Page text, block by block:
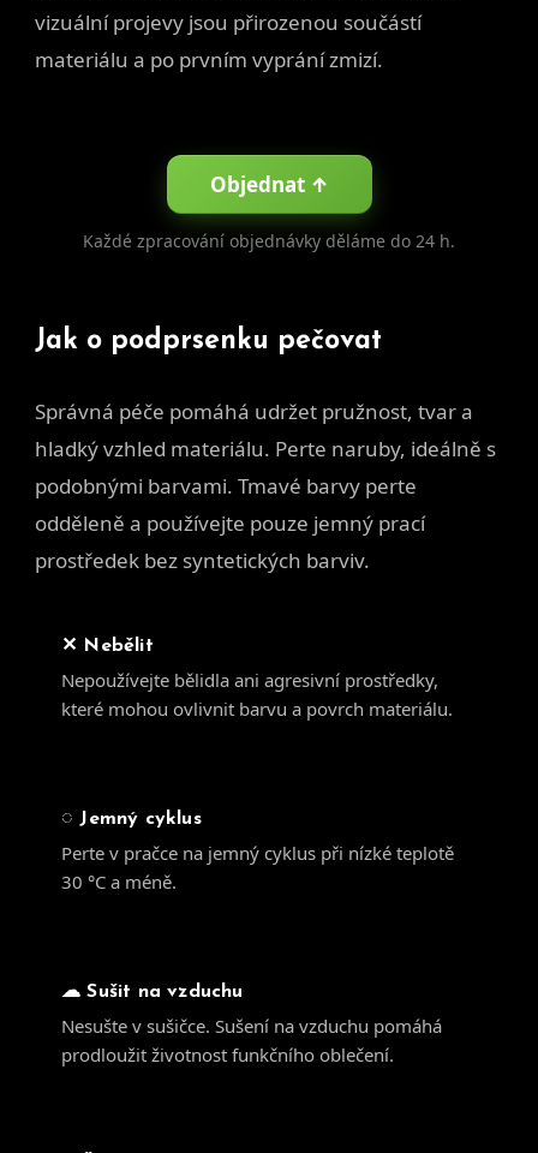
vizuální projevy jsou přirozenou součástí
materiálu a po prvním vyprání zmizí.
Objednat ↑
Každé zpracování objednávky děláme do 24 h.
Jak o podprsenku pečovat
Správná péče pomáhá udržet pružnost, tvar a
hladký vzhled materiálu. Perte naruby, ideálně s
podobnými barvami. Tmavé barvy perte
odděleně a používejte pouze jemný prací
prostředek bez syntetických barviv.
✕ Nebělit
Nepoužívejte bělidla ani agresivní prostředky,
které mohou ovlivnit barvu a povrch materiálu.
◌ Jemný cyklus
Perte v pračce na jemný cyklus při nízké teplotě
30 °C a méně.
☁ Sušit na vzduchu
Nesušte v sušičce. Sušení na vzduchu pomáhá
prodloužit životnost funkčního oblečení.